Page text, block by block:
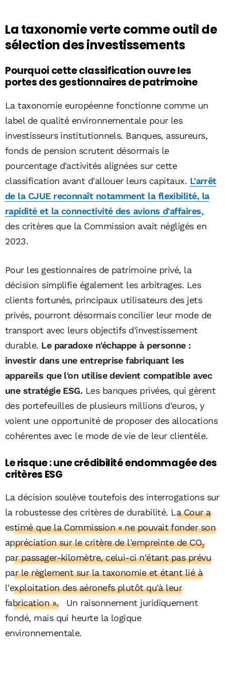
La taxonomie verte comme outil de
sélection des investissements
Pourquoi cette classification ouvre les
portes des gestionnaires de patrimoine
La taxonomie européenne fonctionne comme un
label de qualité environnementale pour les
investisseurs institutionnels. Banques, assureurs,
fonds de pension scrutent désormais le
pourcentage d'activités alignées sur cette
classification avant d'allouer leurs capitaux. L'arrêt
de la CJUE reconnaît notamment la flexibilité, la
rapidité et la connectivité des avions d'affaires,
des critères que la Commission avait négligés en
2023.
Pour les gestionnaires de patrimoine privé, la
décision simplifie également les arbitrages. Les
clients fortunés, principaux utilisateurs des jets
privés, pourront désormais concilier leur mode de
transport avec leurs objectifs d'investissement
durable. Le paradoxe n'échappe à personne :
investir dans une entreprise fabriquant les
appareils que l'on utilise devient compatible avec
une stratégie ESG. Les banques privées, qui gèrent
des portefeuilles de plusieurs millions d'euros, y
voient une opportunité de proposer des allocations
cohérentes avec le mode de vie de leur clientèle.
Le risque : une crédibilité endommagée des
critères ESG
La décision soulève toutefois des interrogations sur
la robustesse des critères de durabilité. La Cour a
estimé que la Commission « ne pouvait fonder son
appréciation sur le critère de l'empreinte de CO₂
par passager-kilomètre, celui-ci n'étant pas prévu
par le règlement sur la taxonomie et étant lié à
l'exploitation des aéronefs plutôt qu'à leur
fabrication ».
Un raisonnement juridiquement
fondé, mais qui heurte la logique
environnementale.